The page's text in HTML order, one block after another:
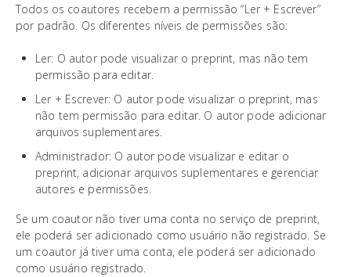
Todos os coautores recebem a permissão “Ler + Escrever”
por padrão. Os diferentes níveis de permissões são:
Ler: O autor pode visualizar o preprint, mas não tem
permissão para editar.
Ler + Escrever: O autor pode visualizar o preprint, mas
não tem permissão para editar. O autor pode adicionar
arquivos suplementares.
Administrador: O autor pode visualizar e editar o
preprint, adicionar arquivos suplementares e gerenciar
autores e permissões.
Se um coautor não tiver uma conta no serviço de preprint,
ele poderá ser adicionado como usuário não registrado. Se
um coautor já tiver uma conta, ele poderá ser adicionado
como usuário registrado.